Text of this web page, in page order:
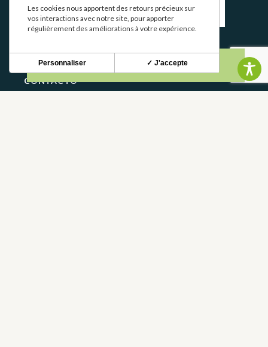
S'INSCRIRE
CONTACTO
Les cookies nous apportent des retours précieux sur
vos interactions avec notre site, pour apporter
régulièrement des améliorations à votre expérience.
✓ J'accepte
Personnaliser